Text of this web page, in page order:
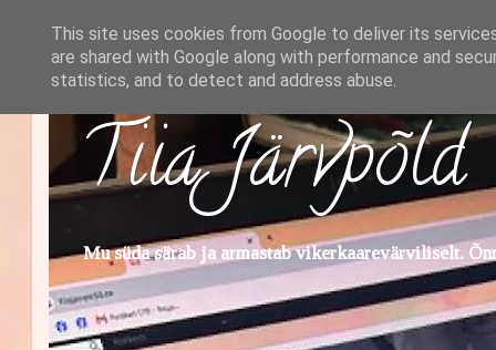
Tiia Järvpõld
Mu süda särab ja armastab vikerkaarevärviliselt.
This site uses cookies from Google to deliver its
are shared with Google along with performance and
statistics, and to detect and address abuse.